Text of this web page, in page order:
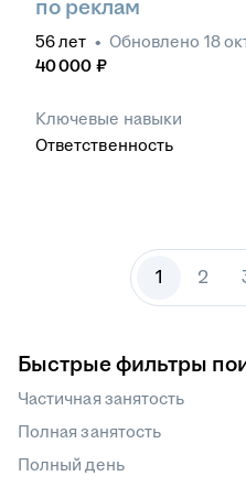
по реклам
56лет • Обновлено 18
40 000 ₽
Ключевые навыки
Ответственность
1 2
Быстрые фильтры
Частичная занятость
Полная занятость
Полный день